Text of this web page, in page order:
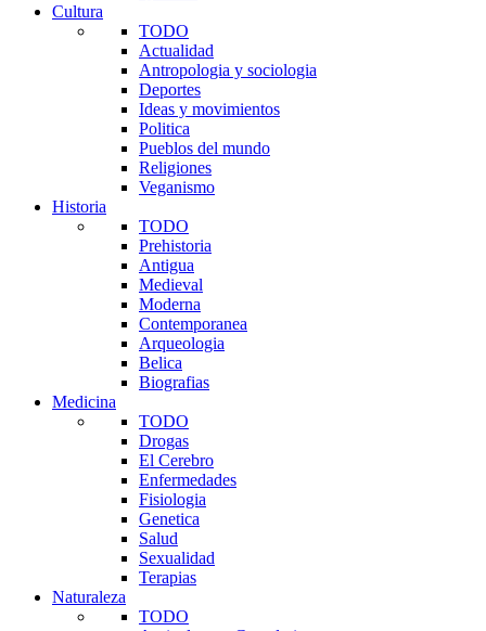
Cultura
TODO
Actualidad
Antropologia y sociologia
Deportes
Ideas y movimientos
Politica
Pueblos del mundo
Religiones
Veganismo
Historia
TODO
Prehistoria
Antigua
Medieval
Moderna
Contemporanea
Arqueologia
Belica
Biografias
Medicina
TODO
Drogas
El Cerebro
Enfermedades
Fisiologia
Genetica
Salud
Sexualidad
Terapias
Naturaleza
TODO